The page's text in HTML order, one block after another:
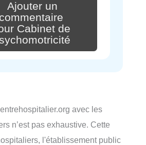
Ajouter un
commentaire
Cabinet de
avec les
n’est pas exhaustive. Cette
l'établissement public